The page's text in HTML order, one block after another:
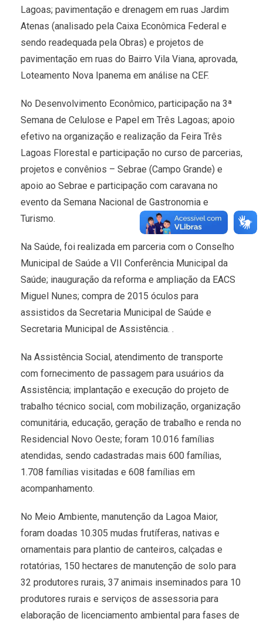
Lagoas; pavimentação e drenagem em ruas Jardim
Atenas (analisado pela Caixa Econômica Federal e
sendo readequada pela Obras) e projetos de
pavimentação em ruas do Bairro Vila Viana, aprovada,
Loteamento Nova Ipanema em análise na CEF.
No Desenvolvimento Econômico, participação na 3ª
Semana de Celulose e Papel em Três Lagoas; apoio
efetivo na organização e realização da Feira Três
Lagoas Florestal e participação no curso de parcerias,
projetos e convênios – Sebrae (Campo Grande) e
apoio ao Sebrae e participação com caravana no
evento da Semana Nacional de Gastronomia e
Turismo.
Na Saúde, foi realizada em parceria com o Conselho
Municipal de Saúde a VII Conferência Municipal da
Saúde; inauguração da reforma e ampliação da EACS
Miguel Nunes; compra de 2015 óculos para
assistidos da Secretaria Municipal de Saúde e
Secretaria Municipal de Assistência. .
Na Assistência Social, atendimento de transporte
com fornecimento de passagem para usuários da
Assistência; implantação e execução do projeto de
trabalho técnico social, com mobilização, organização
comunitária, educação, geração de trabalho e renda no
Residencial Novo Oeste; foram 10.016 famílias
atendidas, sendo cadastradas mais 600 famílias,
1.708 famílias visitadas e 608 famílias em
acompanhamento.
No Meio Ambiente, manutenção da Lagoa Maior,
foram doadas 10.305 mudas frutíferas, nativas e
ornamentais para plantio de canteiros, calçadas e
rotatórias, 150 hectares de manutenção de solo para
32 produtores rurais, 37 animais inseminados para 10
produtores rurais e serviços de assessoria para
elaboração de licenciamento ambiental para fases de